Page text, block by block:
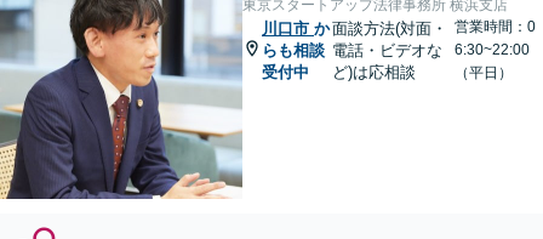
東京スタートアップ法律事務所 横浜支店
川口市 か
らも相談
受付中
面談方法(対面・
電話・ビデオな
ど)は応相談
営業時間：0
6:30~22:00
（平日）